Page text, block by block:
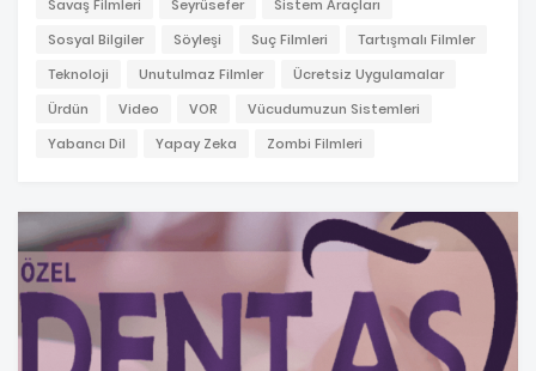
Savaş Filmleri
Seyrüsefer
Sistem Araçları
Sosyal Bilgiler
Söyleşi Suç Filmleri
Tartışmalı Filmler
Teknoloji
Unutulmaz Filmler
Ücretsiz Uygulamalar
Ürdün
Video VOR
Vücudumuzun Sistemleri
Yabancı Dil
Yapay Zeka Zombi Filmleri